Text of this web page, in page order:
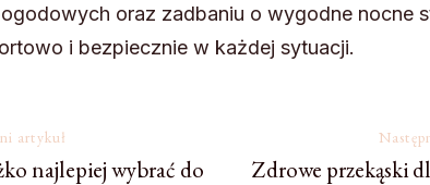
oraz zadbaniu o wygodne nocne
i bezpiecznie w każdej sytuacji.
artykuł
najlepiej wybrać do
Zdrowe przekąski